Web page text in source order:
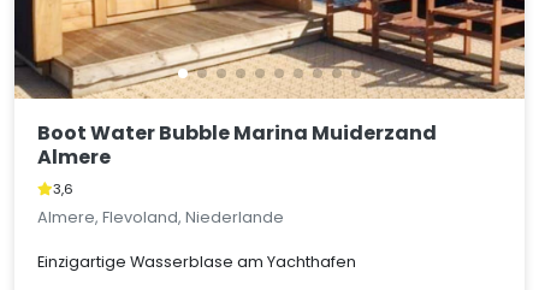
Boot Water Bubble Marina Muiderzand
Almere
3,6
Almere, Flevoland, Niederlande
Einzigartige Wasserblase am Yachthafen